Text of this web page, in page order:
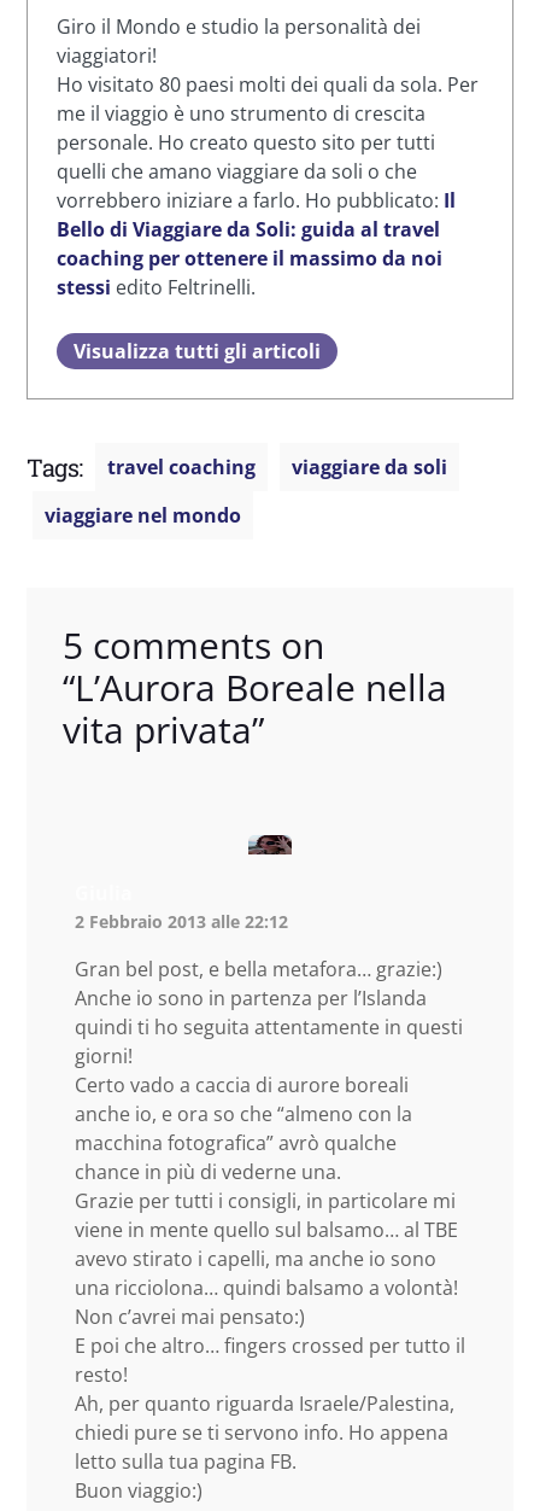
Giro il Mondo e studio la personalità dei
viaggiatori!
Ho visitato 80 paesi molti dei quali da sola. Per
me il viaggio è uno strumento di crescita
personale. Ho creato questo sito per tutti
quelli che amano viaggiare da soli o che
vorrebbero iniziare a farlo. Ho pubblicato: Il
Bello di Viaggiare da Soli: guida al travel
coaching per ottenere il massimo da noi
stessi edito Feltrinelli.
Visualizza tutti gli articoli
Tags: travel coaching
viaggiare da soli
viaggiare nel mondo
5 comments on
“L’Aurora Boreale nella
vita privata”
2 Febbraio 2013 alle 22:12
Gran bel post, e bella metafora… grazie:)
Anche io sono in partenza per l’Islanda
quindi ti ho seguita attentamente in questi
giorni!
Certo vado a caccia di aurore boreali
anche io, e ora so che “almeno con la
macchina fotografica” avrò qualche
chance in più di vederne una.
Grazie per tutti i consigli, in particolare mi
viene in mente quello sul balsamo… al TBE
avevo stirato i capelli, ma anche io sono
una ricciolona… quindi balsamo a volontà!
Non c’avrei mai pensato:)
E poi che altro… fingers crossed per tutto il
resto!
Ah, per quanto riguarda Israele/Palestina,
chiedi pure se ti servono info. Ho appena
letto sulla tua pagina FB.
Buon viaggio:)